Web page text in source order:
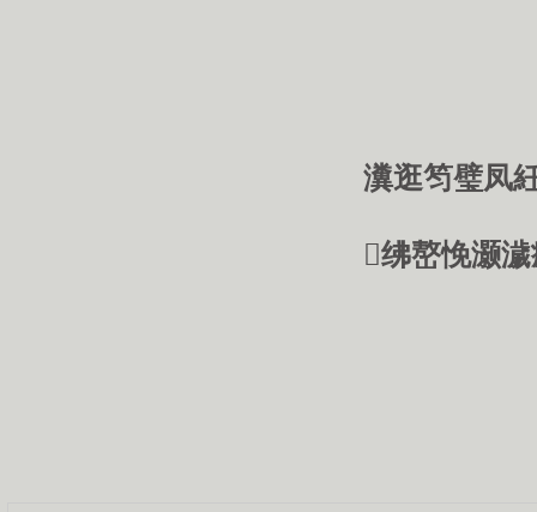
瀵逛笉璧凤
绋嶅悗灏